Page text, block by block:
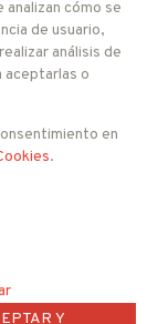
cómo se
de usuario,
análisis de
aceptarlas o
en
.
Y